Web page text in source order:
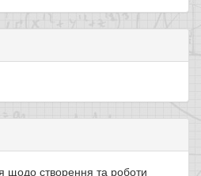
щодо створення та роботи